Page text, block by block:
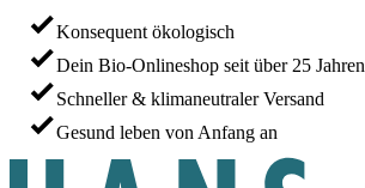
Konsequent ökologisch
Dein Bio-Onlineshop seit über 25 Jahren
Schneller & klimaneutraler Versand
Gesund leben von Anfang an